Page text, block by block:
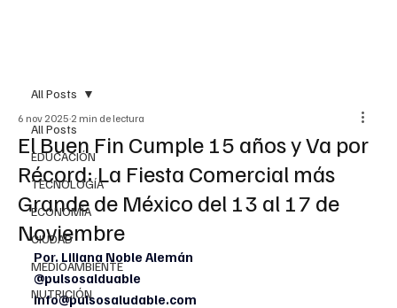
All Posts
EDUCACIÓN
TECNOLOGÍA
ECONOMÍA
CIUDAD
MEDIOAMBIENTE
NUTRICIÓN
All Posts
El Buen Fin Cumple 15 años y Va por
Récord: La Fiesta Comercial más
Grande de México del 13 al 17 de
Noviembre
6 nov 2025 2 min de lectura
Por. Liliana Noble Alemán
@pulsosalduable
info@pulsosaludable.com